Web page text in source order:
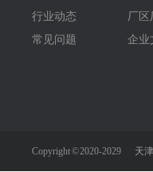
行业动态
常见问题
厂区
企业
Copyright © 2020-2029 天